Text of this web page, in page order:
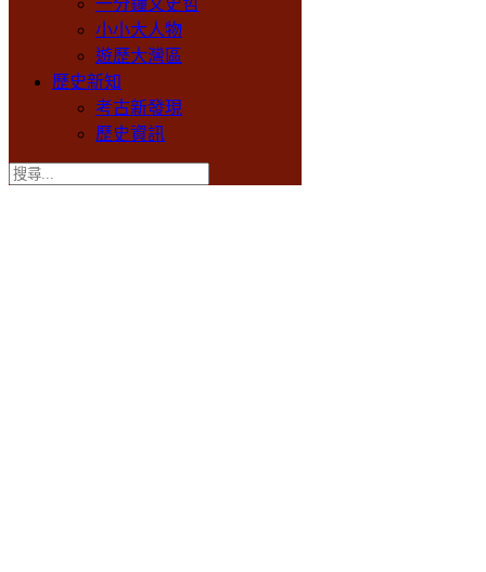
小小大人物
遊歷大灣區
歷史新知
考古新發現
歷史資訊